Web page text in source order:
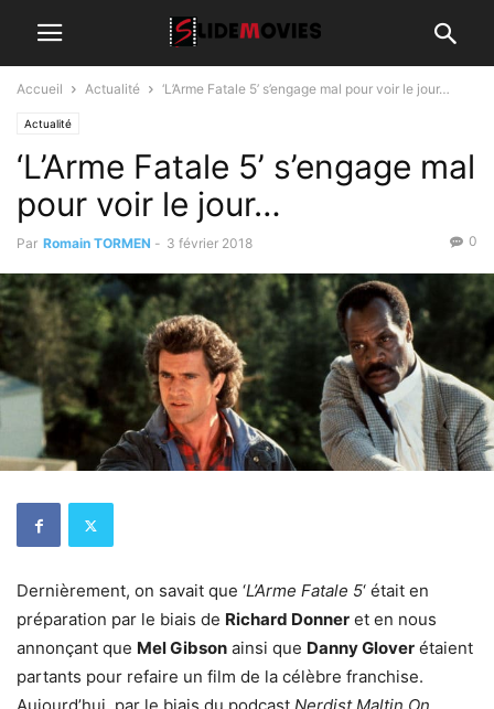
Accueil Actualité ‘L’Arme Fatale 5’ s’engage mal pour voir le jour…
Actualité
‘L’Arme Fatale 5’ s’engage mal
pour voir le jour…
Par Romain TORMEN - 3 février 2018 0
Dernièrement, on savait que ‘L’Arme Fatale 5‘ était en
préparation par le biais de Richard Donner et en nous
annonçant que Mel Gibson ainsi que Danny Glover étaient
partants pour refaire un film de la célèbre franchise.